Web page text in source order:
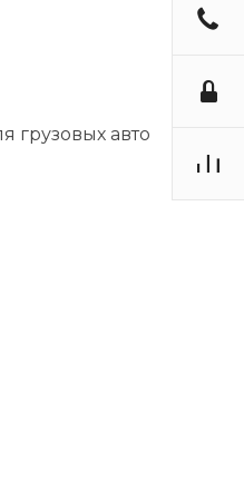
грузовых авто